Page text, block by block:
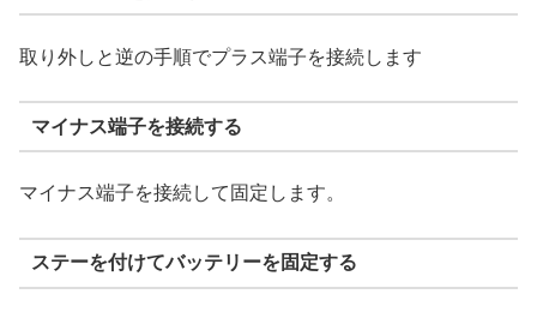
取り外しと逆の手順でプラス端子を接続します
マイナス端子を接続する
マイナス端子を接続して固定します。
ステーを付けてバッテリーを固定する